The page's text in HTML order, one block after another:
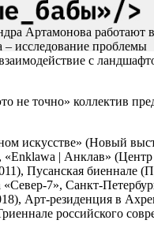
Артамонова работают
– исследование проблемы
с
не точно» коллектив
искусстве» (Новый
«Enklawa | Анклав» (Центр
Пусанская биеннале
«Север-7», Санкт-
Арт-резиденция в
российского